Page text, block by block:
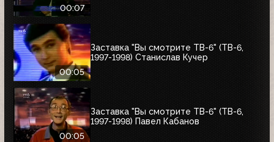
00:07
00:05
Заставка "Вы смотрите ТВ-6" (ТВ-6,
1997-1998) Станислав Кучер
00:05
Заставка "Вы смотрите ТВ-6" (ТВ-6,
1997-1998) Павел Кабанов